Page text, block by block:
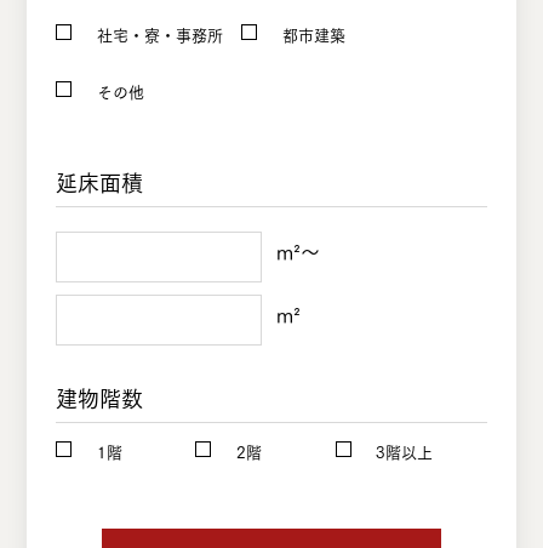
社宅・寮・事務所 都市建築
その他
延床面積
m²〜
m²
建物階数
1階 2階 3階以上